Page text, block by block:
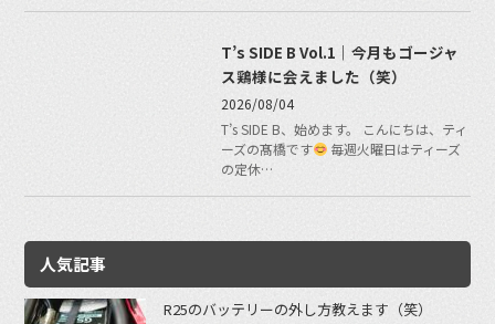
T’s SIDE B Vol.1｜今月もゴージャ
ス鶏様に会えました（笑）
2026/08/04
T’s SIDE B、始めます。 こんにちは、ティ
ーズの髙橋です
毎週火曜日はティーズ
の定休…
人気記事
R25のバッテリーの外し方教えます（笑）